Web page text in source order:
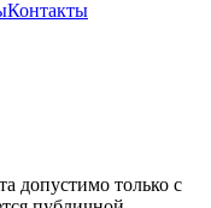
Контакты
допустимо только с